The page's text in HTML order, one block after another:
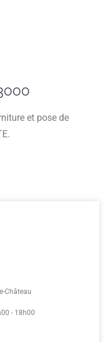
et pose de
Château
- 18h00